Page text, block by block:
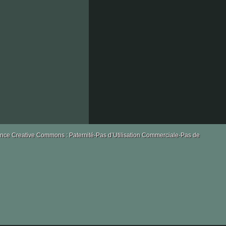
le
Creative Commons : Paternité-Pas d’Utilisation Commerciale-Pas de